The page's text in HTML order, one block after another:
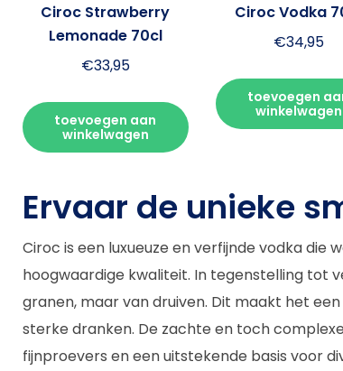
Ciroc Strawberry
Lemonade 70cl
€33,95
toevoegen aan
winkelwagen
Ciroc Vodka
€34,95
toevoegen
winkelwagen
Ervaar de unieke
Ciroc is een luxueuze en verfijnde vodka die
hoogwaardige kwaliteit. In tegenstelling tot
granen, maar van druiven. Dit maakt het
sterke dranken. De zachte en toch
fijnproevers en een uitstekende basis voor